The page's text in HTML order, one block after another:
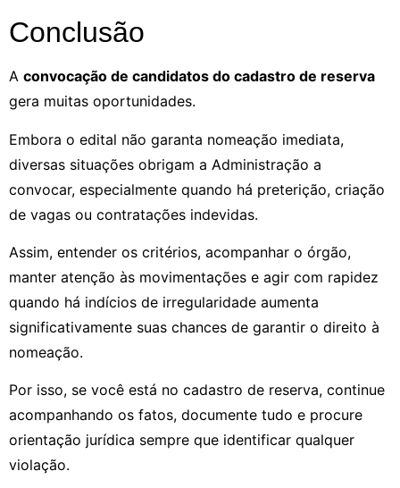
Conclusão
A convocação de candidatos do cadastro de reserva
gera muitas oportunidades.
Embora o edital não garanta nomeação imediata,
diversas situações obrigam a Administração a
convocar, especialmente quando há preterição, criação
de vagas ou contratações indevidas.
Assim, entender os critérios, acompanhar o órgão,
manter atenção às movimentações e agir com rapidez
quando há indícios de irregularidade aumenta
significativamente suas chances de garantir o direito à
nomeação.
Por isso, se você está no cadastro de reserva, continue
acompanhando os fatos, documente tudo e procure
orientação jurídica sempre que identificar qualquer
violação.